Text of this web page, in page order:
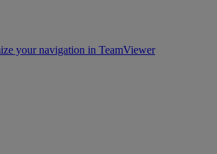
your navigation in TeamViewer